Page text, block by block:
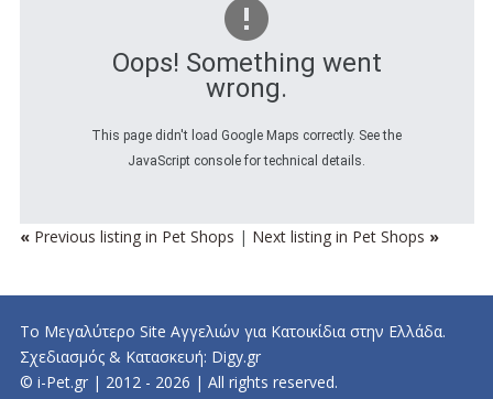
Oops! Something went
wrong.
This page didn't load Google Maps correctly. See the
JavaScript console for technical details.
«Previous listing in Pet Shops | Next listing in Pet Shops »
Το Μεγαλύτερο Site Αγγελιών για Κατοικίδια στην Ελλάδα.
Σχεδιασμός & Κατασκευή: Digy.gr
© i-Pet.gr | 2012 - 2026 | All rights reserved.